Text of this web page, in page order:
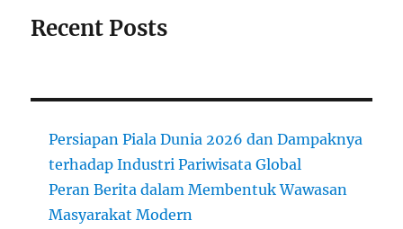
Recent Posts
Persiapan Piala Dunia 2026 dan Dampaknya
terhadap Industri Pariwisata Global
Peran Berita dalam Membentuk Wawasan
Masyarakat Modern